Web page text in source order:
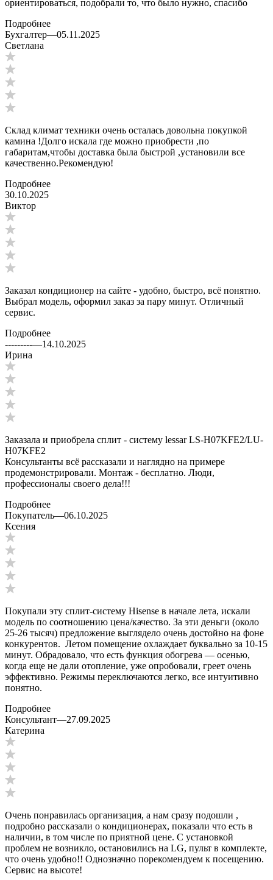
ориентироваться, подобрали то, что было нужно, спасибо
Подробнее
Бухгалтер—05.11.2025
Светлана
Склад климат техники очень осталась довольна покупкой
камина !Долго искала где можно приобрести ,по
габаритам,чтобы доставка была быстрой ,установили все
качественно.Рекомендую!
Подробнее
30.10.2025
Виктор
Заказал кондиционер на сайте - удобно, быстро, всё понятно.
Выбрал модель, оформил заказ за пару минут. Отличный
сервис.
Подробнее
---------—14.10.2025
Ирина
Заказала и приобрела сплит - систему lessar LS-H07KFE2/LU-
H07KFE2
Консультанты всё рассказали и наглядно на примере
продемонстрировали. Монтаж - бесплатно. Люди,
профессионалы своего дела!!!
Подробнее
Покупатель—06.10.2025
Ксения
Покупали эту сплит-систему Hisense в начале лета, искали
модель по соотношению цена/качество. За эти деньги (около
25-26 тысяч) предложение выглядело очень достойно на фоне
конкурентов. Летом помещение охлаждает буквально за 10-15
минут. Обрадовало, что есть функция обогрева — осенью,
когда еще не дали отопление, уже опробовали, греет очень
эффективно. Режимы переключаются легко, все интуитивно
понятно.
Подробнее
Консультант—27.09.2025
Катерина
Очень понравилась организация, а нам сразу подошли ,
подробно рассказали о кондиционерах, показали что есть в
наличии, в том числе по приятной цене. С установкой
проблем не возникло, остановились на LG, пульт в комплекте,
что очень удобно!! Однозначно порекомендуем к посещению.
Сервис на высоте!